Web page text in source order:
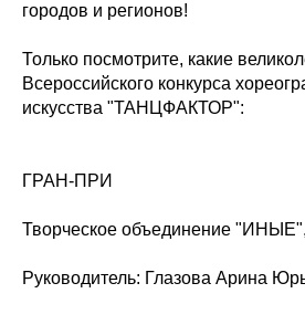
городов и регионов!
Только посмотрите, какие
Всероссийского конкурса
искусства "ТАНЦФАКТОР":
ГРАН-ПРИ
Творческое объединение
Руководитель: Глазова Арина